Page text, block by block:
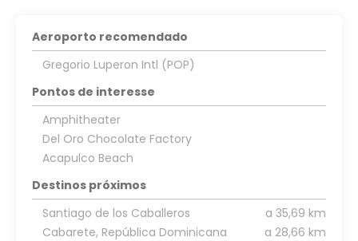
Aeroporto recomendado
Gregorio Luperon Intl (POP)
Pontos de interesse
Amphitheater
Del Oro Chocolate Factory
Acapulco Beach
Destinos próximos
Santiago de los Caballeros
a 35,69 km
Cabarete, República Dominicana
a 28,66 km